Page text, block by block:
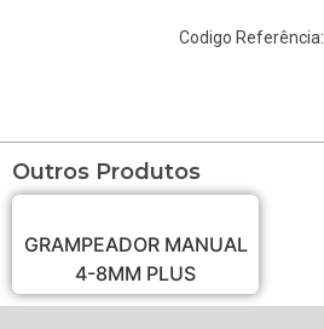
Codigo Referência:
Outros Produtos
GRAMPEADOR MANUAL
4-8MM PLUS